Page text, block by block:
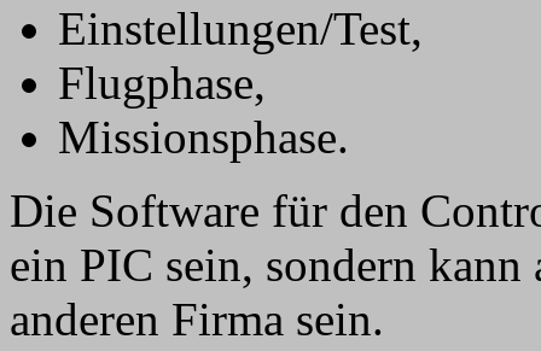
Einstellungen/Test,
Flugphase,
Missionsphase.
Die Software für den
ein PIC sein, sondern
anderen Firma sein.